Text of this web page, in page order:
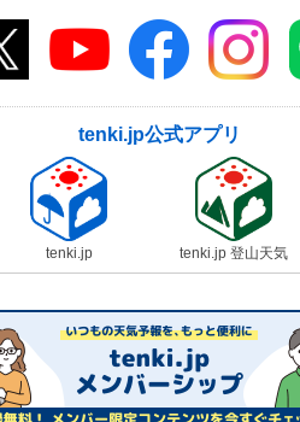
tenki.jp公式アプリ
tenki.jp tenki.jp 登山天気